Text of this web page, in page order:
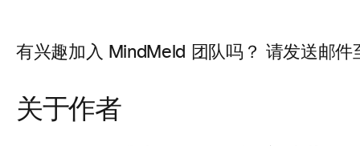
有兴趣加入 MindMeld 团队吗？ 请发送邮
关于作者